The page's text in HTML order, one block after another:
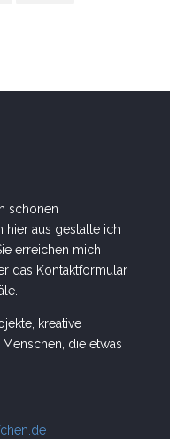
schönen
hier aus gestalte ich
erreichen mich
das Kontaktformular
kreative
die etwas